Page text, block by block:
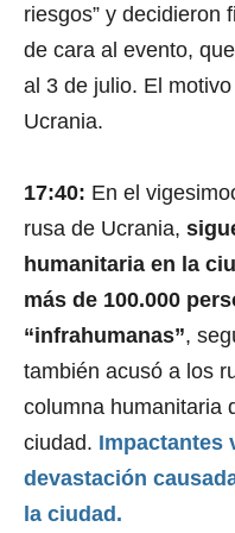
riesgos” y decidieron
de cara al evento,
al 3 de julio. El
Ucrania.
17:40: En el
rusa de Ucrania,
humanitaria en la
más de 100.000
“infrahumanas”,
también acusó a los
columna humanitaria
ciudad. Impactantes
devastación
la ciudad.